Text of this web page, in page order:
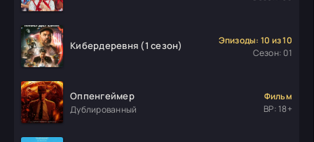
Кибердеревня (1 сезон)
Эпизоды: 10 из 10
Сезон: 01
Оппенгеймер
Дублированный
Фильм
ВР: 18+